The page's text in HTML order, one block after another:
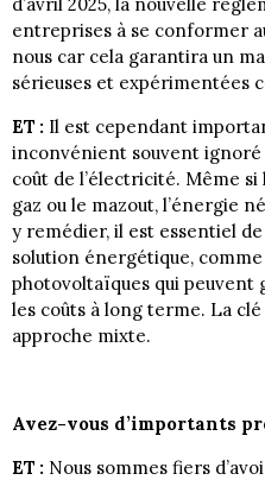
entreprises à se conformer
nous car cela garantira un
sérieuses et expérimentées
ET : Il est cependant
inconvénient souvent ignoré
coût de l’électricité. Même si
gaz ou le mazout, l’énergie
y remédier, il est essentiel
solution énergétique,
photovoltaïques qui peuvent
les coûts à long terme. La
approche mixte.
Avez-vous d’importants
ET : Nous sommes fiers